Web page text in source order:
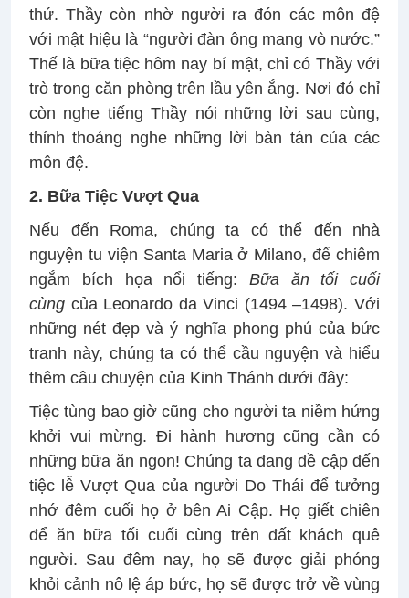
thứ. Thầy còn nhờ người ra đón các môn đệ
với mật hiệu là “người đàn ông mang vò nước.”
Thế là bữa tiệc hôm nay bí mật, chỉ có Thầy với
trò trong căn phòng trên lầu yên ắng. Nơi đó chỉ
còn nghe tiếng Thầy nói những lời sau cùng,
thỉnh thoảng nghe những lời bàn tán của các
môn đệ.
2. Bữa Tiệc Vượt Qua
Nếu đến Roma, chúng ta có thể đến nhà
nguyện tu viện Santa Maria ở Milano, để chiêm
ngắm bích họa nổi tiếng:
Bữa ăn tối cuối
cùng của Leonardo da Vinci (1494 –1498). Với
những nét đẹp và ý nghĩa phong phú của bức
tranh này, chúng ta có thể cầu nguyện và hiểu
thêm câu chuyện của Kinh Thánh dưới đây:
Tiệc tùng bao giờ cũng cho người ta niềm hứng
khởi vui mừng. Đi hành hương cũng cần có
những bữa ăn ngon! Chúng ta đang đề cập đến
tiệc lễ Vượt Qua của người Do Thái để tưởng
nhớ đêm cuối họ ở bên Ai Cập. Họ giết chiên
để ăn bữa tối cuối cùng trên đất khách quê
người. Sau đêm nay, họ sẽ được giải phóng
khỏi cảnh nô lệ áp bức, họ sẽ được trở về vùng